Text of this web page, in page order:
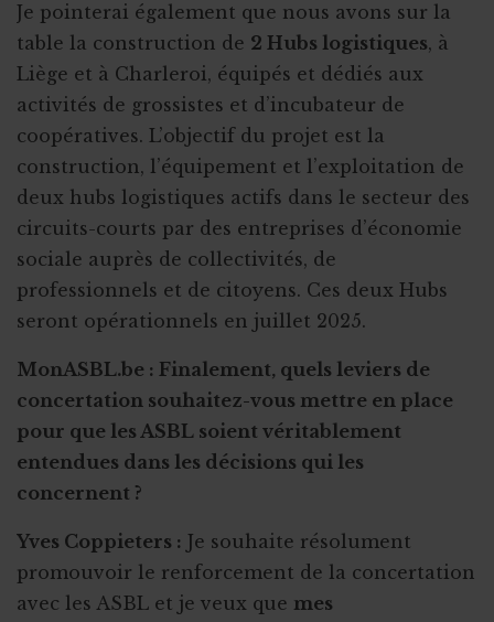
Je pointerai également que nous avons sur la
table la construction de 2 Hubs logistiques, à
Liège et à Charleroi, équipés et dédiés aux
activités de grossistes et d’incubateur de
coopératives. L’objectif du projet est la
construction, l’équipement et l’exploitation de
deux hubs logistiques actifs dans le secteur des
circuits-courts par des entreprises d’économie
sociale auprès de collectivités, de
professionnels et de citoyens. Ces deux Hubs
seront opérationnels en juillet 2025.
MonASBL.be : Finalement, quels leviers de
concertation souhaitez-vous mettre en place
pour que les ASBL soient véritablement
entendues dans les décisions qui les
concernent ?
Yves Coppieters : Je souhaite résolument
promouvoir le renforcement de la concertation
avec les ASBL et je veux que mes